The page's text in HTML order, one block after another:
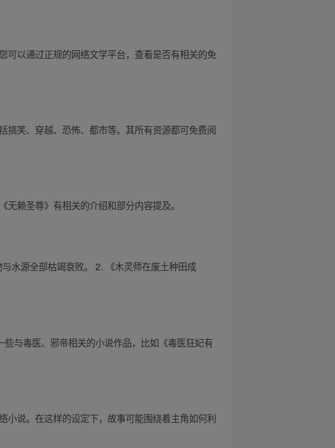
可以通过正规的网络文学平台，查看是否有相关的免
搞笑、穿越、恐怖、都市等。其所有资源都可免费阅
赖圣尊》有相关的介绍和部分内容提及。
水源全部枯竭衰败。 2. 《木灵师在废土种田成
与毒医、邪帝相关的小说作品，比如《毒医狂妃有
小说。在这样的设定下，故事可能围绕着主角如何利